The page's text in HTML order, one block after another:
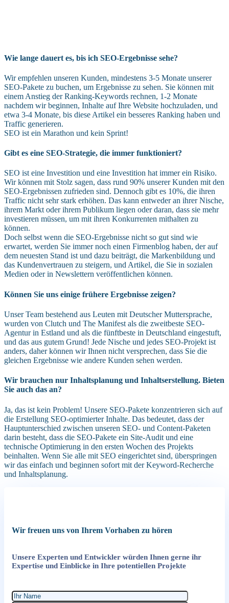
Wie lange dauert es, bis ich SEO-Ergebnisse sehe?
Wir empfehlen unseren Kunden, mindestens 3-5 Monate unserer
SEO-Pakete zu buchen, um Ergebnisse zu sehen. Sie können mit
einem Anstieg der Ranking-Keywords rechnen, 1-2 Monate
nachdem wir beginnen, Inhalte auf Ihre Website hochzuladen, und
etwa 3-4 Monate, bis diese Artikel ein besseres Ranking haben und
Traffic generieren.
SEO ist ein Marathon und kein Sprint!
Gibt es eine SEO-Strategie, die immer funktioniert?
SEO ist eine Investition und eine Investition hat immer ein Risiko.
Wir können mit Stolz sagen, dass rund 90% unserer Kunden mit den
SEO-Ergebnissen zufrieden sind. Dennoch gibt es 10%, die ihren
Traffic nicht sehr stark erhöhen. Das kann entweder an ihrer Nische,
ihrem Markt oder ihrem Publikum liegen oder daran, dass sie mehr
investieren müssen, um mit ihren Konkurrenten mithalten zu
können.
Doch selbst wenn die SEO-Ergebnisse nicht so gut sind wie
erwartet, werden Sie immer noch einen Firmenblog haben, der auf
dem neuesten Stand ist und dazu beiträgt, die Markenbildung und
das Kundenvertrauen zu steigern, und Artikel, die Sie in sozialen
Medien oder in Newslettern veröffentlichen können.
Können Sie uns einige frühere Ergebnisse zeigen?
Unser Team bestehend aus Leuten mit Deutscher Muttersprache,
wurden von Clutch und The Manifest als die zweitbeste SEO-
Agentur in Estland und als die fünftbeste in Deutschland eingestuft,
und das aus gutem Grund! Jede Nische und jedes SEO-Projekt ist
anders, daher können wir Ihnen nicht versprechen, dass Sie die
gleichen Ergebnisse wie andere Kunden sehen werden.
Wir brauchen nur Inhaltsplanung und Inhaltserstellung. Bieten
Sie auch das an?
Ja, das ist kein Problem! Unsere SEO-Pakete konzentrieren sich auf
die Erstellung SEO-optimierter Inhalte. Das bedeutet, dass der
Hauptunterschied zwischen unseren SEO- und Content-Paketen
darin besteht, dass die SEO-Pakete ein Site-Audit und eine
technische Optimierung in den ersten Wochen des Projekts
beinhalten. Wenn Sie alle mit SEO eingerichtet sind, überspringen
wir das einfach und beginnen sofort mit der Keyword-Recherche
und Inhaltsplanung.
Wir freuen uns von Ihrem Vorhaben zu hören
Unsere Experten und Entwickler würden Ihnen gerne ihr
Expertise und Einblicke in Ihre potentiellen Projekte